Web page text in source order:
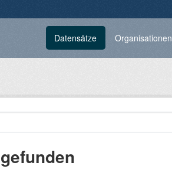
Datensätze Organisationen